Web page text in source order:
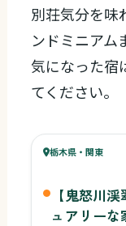
別荘気分を味
ンドミニアム
気になった宿
てください。
88ベビー
栃木県・関東
【鬼怒川
ュアリーな